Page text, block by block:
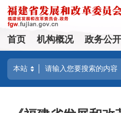
首页 机构概况 政务公开